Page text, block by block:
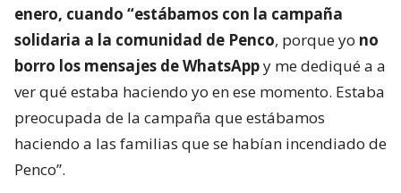
enero, cuando “estábamos con la campaña
solidaria a la comunidad de Penco, porque yo no
borro los mensajes de WhatsAppy me dediqué a a
ver qué estaba haciendo yo en ese momento. Estaba
preocupada de la campaña que estábamos
haciendo a las familias que se habían incendiado de
Penco”.